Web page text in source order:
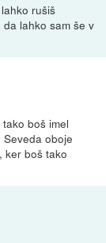
rušiš
lahko sam še v
boš imel
oboje
ker boš tako